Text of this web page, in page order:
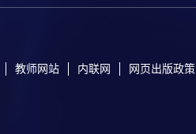
教师网站 内联网 网页出版政策